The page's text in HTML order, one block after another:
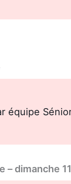
équipe
–dimanche 11